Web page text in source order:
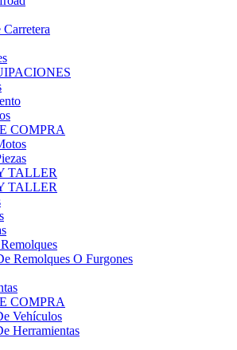
COMPRA
TALLER
TALLER
Remolques O Furgones
COMPRA
Vehículos
Herramientas